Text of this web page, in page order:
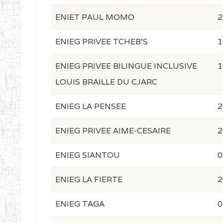
ENIET PAUL MOMO
ENIEG PRIVEE TCHEB'S
ENIEG PRIVEE BILINGUE INCLUSIVE
LOUIS BRAILLE DU CJARC
ENIEG LA PENSEE
ENIEG PRIVEE AIME-CESAIRE
ENIEG SIANTOU
ENIEG LA FIERTE
ENIEG TAGA